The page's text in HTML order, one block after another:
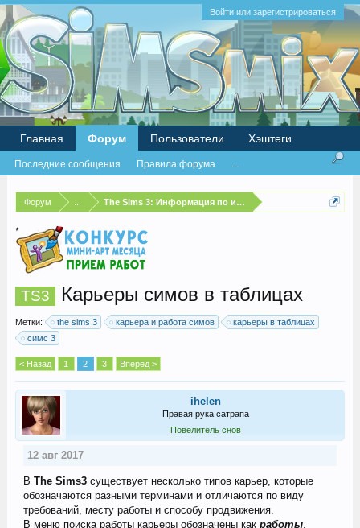
Войти или зарегистрироваться
Форум The Sims 3: Информация по игре
TS3 Карьеры симов в таблицах
Метки: the sims 3 карьера и работа симов
карьеры в таблицах
симс 3
< Назад 1 2 3 Вперёд >
ihelen
Правая рука сатрапа
Повелитель снов
12 авг 2017
В The Sims3существует несколько типов карьер, которые
обозначаются разными терминами и отличаются по виду
требований, месту работы и способу продвижения.
В меню поиска работы карьеры обозначены как работы,
Главная Форум
Последние сообщения Правила форума ...
Пользователи Хэштеги